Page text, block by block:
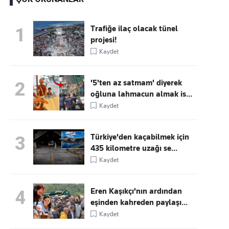
Kaçırmayın
Ücretsiz üye olun, gündemi
1
Trafiğe ilaç olacak tünel
projesi!
Kaydet
2
'5'ten az satmam' diyerek
oğluna lahmacun almak is...
Kaydet
3
Türkiye'den kaçabilmek için
435 kilometre uzağı se...
Kaydet
4
Eren Kaşıkçı'nın ardından
eşinden kahreden paylaşı...
Kaydet